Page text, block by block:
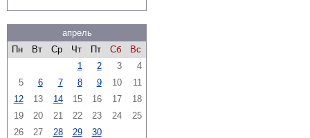
апрель
Пн
Вт Ср Чт Пт Сб
Вс
1
2 3
4
5
6 7 8 9 10
11
12
13 14 15 16 17
18
19
20 21 22 23 24
25
26
27 28 29 30